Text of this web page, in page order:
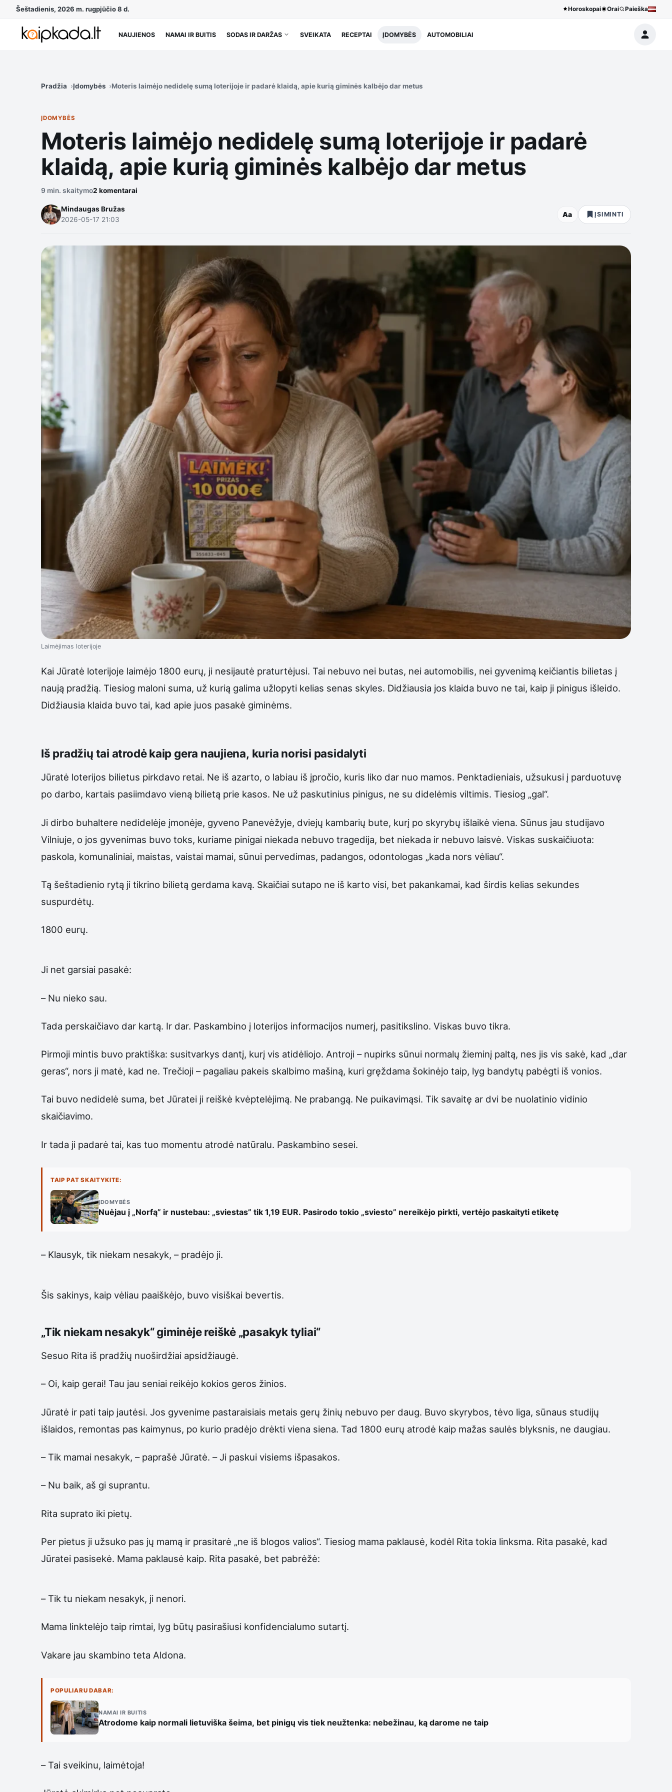
Šeštadienis, 2026 m. rugpjūčio 8 d. Horoskopai Orai Paieška
NAUJIENOS NAMAI IR BUITIS SODAS IR DARŽAS SVEIKATA RECEPTAI ĮDOMYBĖS AUTOMOBILIAI
Pradžia Įdomybės Moteris laimėjo nedidelę sumą loterijoje ir padarė klaidą, apie kurią giminės kalbėjo dar metus
ĮDOMYBĖS
Moteris laimėjo nedidelę sumą loterijoje ir padarė
klaidą, apie kurią giminės kalbėjo dar metus
9 min. skaitymo2 komentarai
Mindaugas Bružas
2026-05-17 21:03
Aa ĮSIMINTI
Laimėjimas loterijoje
Kai Jūratė loterijoje laimėjo 1800 eurų, ji nesijautė praturtėjusi. Tai nebuvo nei butas, nei automobilis, nei gyvenimą keičiantis bilietas į
naują pradžią. Tiesiog maloni suma, už kurią galima užlopyti kelias senas skyles. Didžiausia jos klaida buvo ne tai, kaip ji pinigus išleido.
Didžiausia klaida buvo tai, kad apie juos pasakė giminėms.
Iš pradžių tai atrodė kaip gera naujiena, kuria norisi pasidalyti
Jūratė loterijos bilietus pirkdavo retai. Ne iš azarto, o labiau iš įpročio, kuris liko dar nuo mamos. Penktadieniais, užsukusi į parduotuvę
po darbo, kartais pasiimdavo vieną bilietą prie kasos. Ne už paskutinius pinigus, ne su didelėmis viltimis. Tiesiog „gal“.
Ji dirbo buhaltere nedidelėje įmonėje, gyveno Panevėžyje, dviejų kambarių bute, kurį po skyrybų išlaikė viena. Sūnus jau studijavo
Vilniuje, o jos gyvenimas buvo toks, kuriame pinigai niekada nebuvo tragedija, bet niekada ir nebuvo laisvė. Viskas suskaičiuota:
paskola, komunaliniai, maistas, vaistai mamai, sūnui pervedimas, padangos, odontologas „kada nors vėliau“.
Tą šeštadienio rytą ji tikrino bilietą gerdama kavą. Skaičiai sutapo ne iš karto visi, bet pakankamai, kad širdis kelias sekundes
suspurdėtų.
1800 eurų.
Ji net garsiai pasakė:
– Nu nieko sau.
Tada perskaičiavo dar kartą. Ir dar. Paskambino į loterijos informacijos numerį, pasitikslino. Viskas buvo tikra.
Pirmoji mintis buvo praktiška: susitvarkys dantį, kurį vis atidėliojo. Antroji – nupirks sūnui normalų žieminį paltą, nes jis vis sakė, kad „dar
geras“, nors ji matė, kad ne. Trečioji – pagaliau pakeis skalbimo mašiną, kuri gręždama šokinėjo taip, lyg bandytų pabėgti iš vonios.
Tai buvo nedidelė suma, bet Jūratei ji reiškė kvėptelėjimą. Ne prabangą. Ne puikavimąsi. Tik savaitę ar dvi be nuolatinio vidinio
skaičiavimo.
Ir tada ji padarė tai, kas tuo momentu atrodė natūralu. Paskambino sesei.
TAIP PAT SKAITYKITE:
ĮDOMYBĖS
Nuėjau į „Norfą” ir nustebau: „sviestas” tik 1,19 EUR. Pasirodo tokio „sviesto” nereikėjo pirkti, vertėjo paskaityti etiketę
– Klausyk, tik niekam nesakyk, – pradėjo ji.
Šis sakinys, kaip vėliau paaiškėjo, buvo visiškai bevertis.
„Tik niekam nesakyk“ giminėje reiškė „pasakyk tyliai“
Sesuo Rita iš pradžių nuoširdžiai apsidžiaugė.
– Oi, kaip gerai! Tau jau seniai reikėjo kokios geros žinios.
Jūratė ir pati taip jautėsi. Jos gyvenime pastaraisiais metais gerų žinių nebuvo per daug. Buvo skyrybos, tėvo liga, sūnaus studijų
išlaidos, remontas pas kaimynus, po kurio pradėjo drėkti viena siena. Tad 1800 eurų atrodė kaip mažas saulės blyksnis, ne daugiau.
– Tik mamai nesakyk, – paprašė Jūratė. – Ji paskui visiems išpasakos.
– Nu baik, aš gi suprantu.
Rita suprato iki pietų.
Per pietus ji užsuko pas jų mamą ir prasitarė „ne iš blogos valios“. Tiesiog mama paklausė, kodėl Rita tokia linksma. Rita pasakė, kad
Jūratei pasisekė. Mama paklausė kaip. Rita pasakė, bet pabrėžė:
– Tik tu niekam nesakyk, ji nenori.
Mama linktelėjo taip rimtai, lyg būtų pasirašiusi konfidencialumo sutartį.
Vakare jau skambino teta Aldona.
POPULIARU DABAR:
NAMAI IR BUITIS
Atrodome kaip normali lietuviška šeima, bet pinigų vis tiek neužtenka: nebežinau, ką darome ne taip
– Tai sveikinu, laimėtoja!